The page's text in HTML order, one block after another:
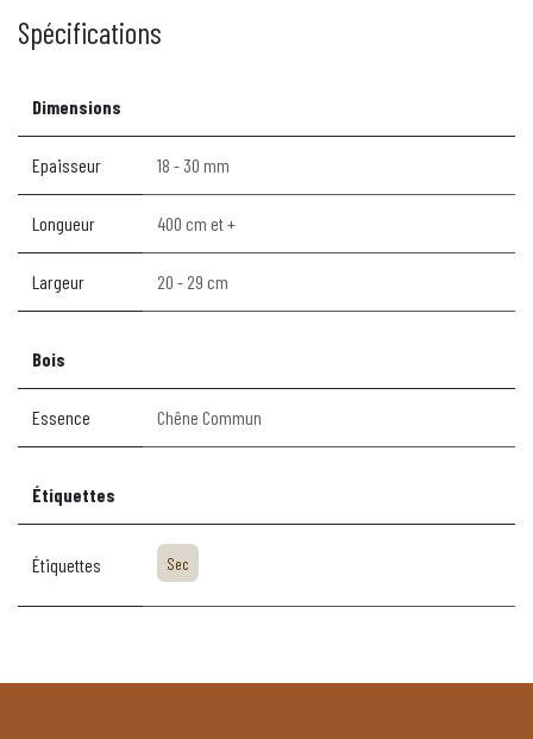
Spécifications
Dimensions
Epaisseur 18 - 30 mm
Longueur 400 cm et +
Largeur 20 - 29 cm
Bois
Essence Chêne Commun
Étiquettes
Étiquettes Sec